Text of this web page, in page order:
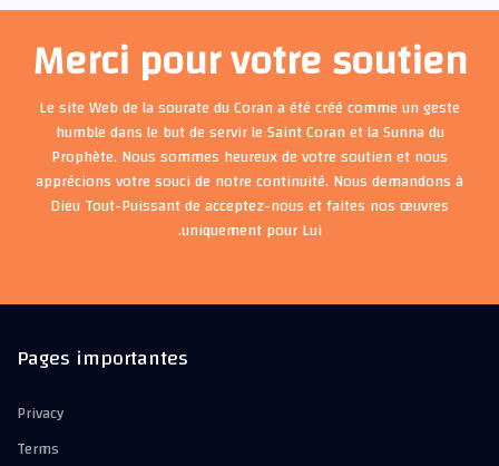
Merci pour votre soutien
Le site Web de la sourate du Coran a été créé comme un geste
humble dans le but de servir le Saint Coran et la Sunna du
Prophète. Nous sommes heureux de votre soutien et nous
apprécions votre souci de notre continuité. Nous demandons à
Dieu Tout-Puissant de acceptez-nous et faites nos œuvres
uniquement pour Lui.
Pages importantes
Privacy
Terms